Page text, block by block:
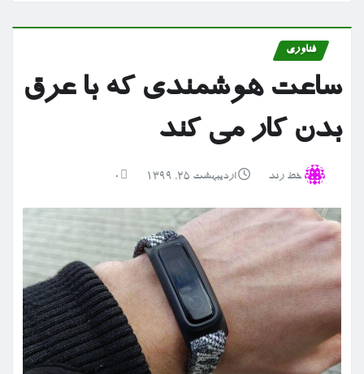
فناوری
ساعت هوشمندی که با عرق
بدن کار می کند
خط رند اردیبهشت ۲۵, ۱۳۹۹ 0